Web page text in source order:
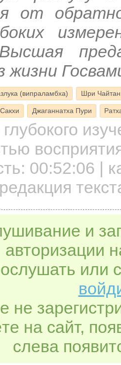
от
жизни
(випраламбха) Шри
Джаганнатха Пури
00:52:06 |
и
авторизации
или
не
на сайт,
слева